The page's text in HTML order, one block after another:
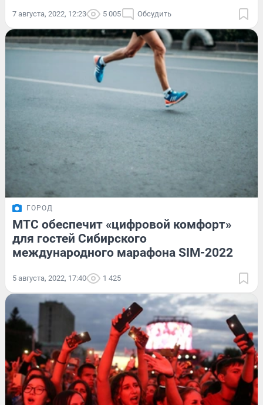
7 августа, 2022, 12:23 5 005 Обсудить
ГОРОД
МТС обеспечит «цифровой комфорт»
для гостей Сибирского
международного марафона SIM-2022
5 августа, 2022, 17:40 1 425